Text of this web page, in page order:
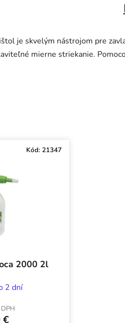
je skvelým nástrojom pre
mierne striekanie.
Postrekovač epoca 2000 2l
2 dní
€
Kód: 21347